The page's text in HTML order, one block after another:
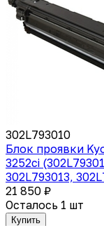
302L793010
Блок проявки
3252ci
302L793013,
21 850 ₽
Осталось 1 шт
Купить